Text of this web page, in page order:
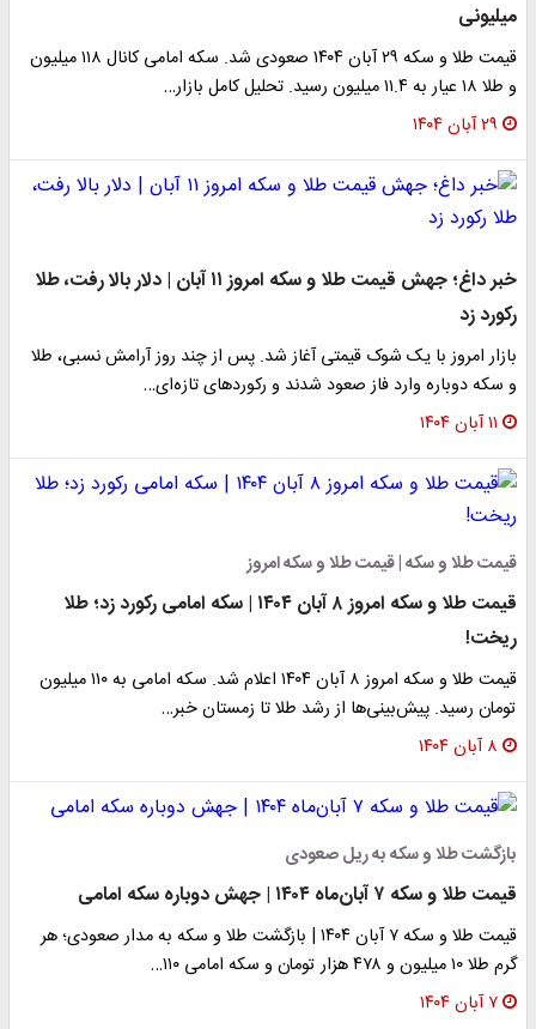
میلیونی
قیمت طلا و سکه ۲۹ آبان ۱۴۰۴ صعودی شد. سکه امامی کانال ۱۱۸ میلیون
و طلا ۱۸ عیار به ۱۱.۴ میلیون رسید. تحلیل کامل بازار…
۲۹ آبان ۱۴۰۴
خبر داغ؛ جهش قیمت طلا و سکه امروز ۱۱ آبان | دلار بالا رفت، طلا
رکورد زد
بازار امروز با یک شوک قیمتی آغاز شد. پس از چند روز آرامش نسبی، طلا
و سکه دوباره وارد فاز صعود شدند و رکوردهای تازه‌ای…
۱۱ آبان ۱۴۰۴
قیمت طلا و سکه | قیمت طلا و سکه امروز
قیمت طلا و سکه امروز ۸ آبان ۱۴۰۴ | سکه امامی رکورد زد؛ طلا
ریخت!
قیمت طلا و سکه امروز ۸ آبان ۱۴۰۴ اعلام شد. سکه امامی به ۱۱۰ میلیون
تومان رسید. پیش‌بینی‌ها از رشد طلا تا زمستان خبر…
۸ آبان ۱۴۰۴
بازگشت طلا و سکه به ریل صعودی
قیمت طلا و سکه ۷ آبان‌ماه ۱۴۰۴ | جهش دوباره سکه امامی
قیمت طلا و سکه ۷ آبان ۱۴۰۴ | بازگشت طلا و سکه به مدار صعودی؛ هر
گرم طلا ۱۰ میلیون و ۴۷۸ هزار تومان و سکه امامی ۱۱۰…
۷ آبان ۱۴۰۴